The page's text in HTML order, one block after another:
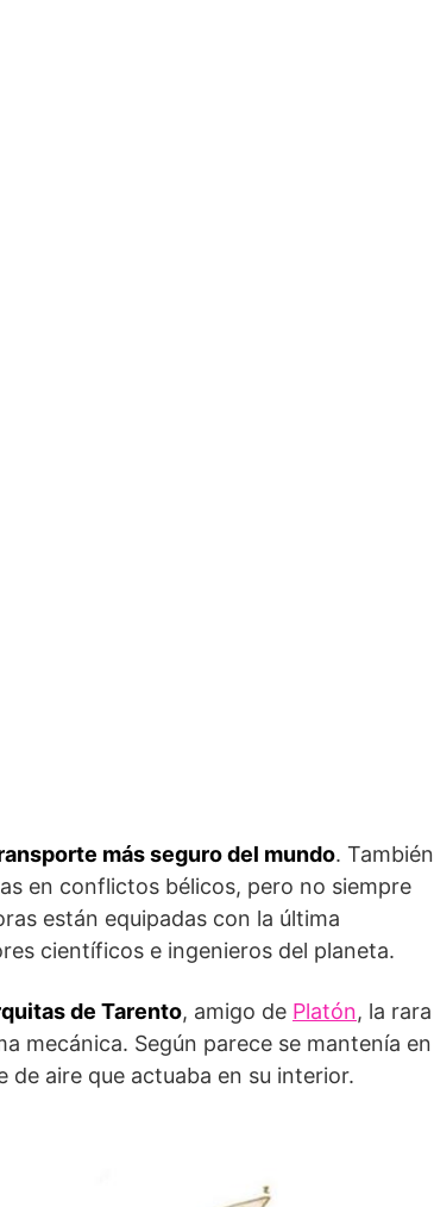
más seguro del mundo. También
en conflictos bélicos, pero no siempre
están equipadas con la última
científicos e ingenieros del planeta.
de Tarento, amigo de Platón, la rara
mecánica. Según parece se mantenía en
aire que actuaba en su interior.